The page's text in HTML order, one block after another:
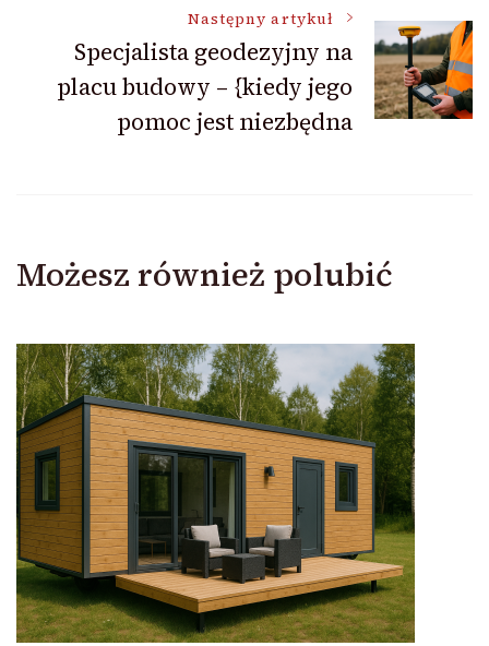
Następny artykuł
Specjalista geodezyjny na
placu budowy – {kiedy jego
pomoc jest niezbędna
Możesz również polubić